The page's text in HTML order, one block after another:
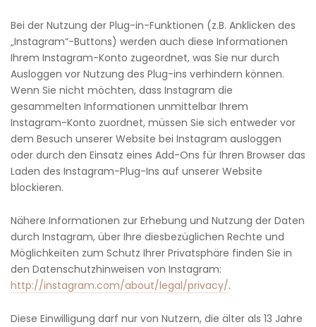
Bei der Nutzung der Plug-in-Funktionen (z.B. Anklicken des
„Instagram“-Buttons) werden auch diese Informationen
Ihrem Instagram-Konto zugeordnet, was Sie nur durch
Ausloggen vor Nutzung des Plug-ins verhindern können.
Wenn Sie nicht möchten, dass Instagram die
gesammelten Informationen unmittelbar Ihrem
Instagram-Konto zuordnet, müssen Sie sich entweder vor
dem Besuch unserer Website bei Instagram ausloggen
oder durch den Einsatz eines Add-Ons für Ihren Browser das
Laden des Instagram-Plug-Ins auf unserer Website
blockieren.
Nähere Informationen zur Erhebung und Nutzung der Daten
durch Instagram, über Ihre diesbezüglichen Rechte und
Möglichkeiten zum Schutz Ihrer Privatsphäre finden Sie in
den Datenschutzhinweisen von Instagram:
http://instagram.com/about/legal/privacy/.
Diese Einwilligung darf nur von Nutzern, die älter als 13 Jahre